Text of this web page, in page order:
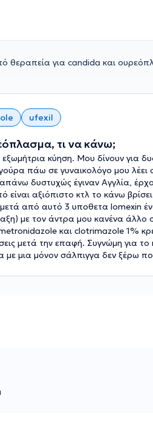
θεραπεία για candida και
ufexil
τι να κάνω;
κύηση. Μου δίνουν για
πάω σε γυναικολόγο μου λέει
δυστυχώς έγιναν Αγγλία,
είναι αξιόπιστο κτλ το κάνω
από αυτό 3 υποθετα lomexin
με τον άντρα μου κανένα
και clotrimazole 1%
μετά την επαφή. Συγνώμη για το
με μια μόνον σάλπιγγα δεν ξέρω